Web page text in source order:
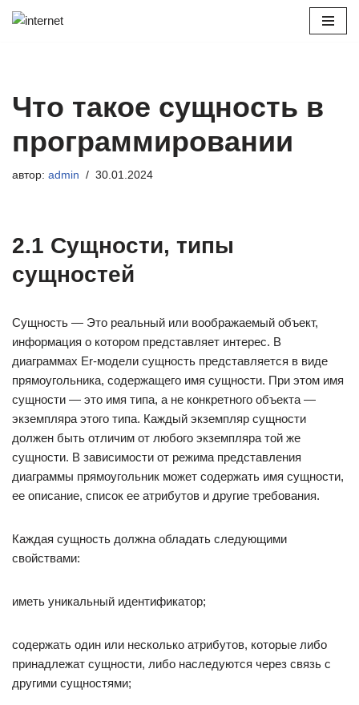
Что такое сущность в
программировании
автор: admin 30.01.2024
2.1 Сущности, типы
сущностей
Сущность — Это реальный или воображаемый объект,
информация о котором представляет интерес. В
диаграммах Er-модели сущность представляется в виде
прямоугольника, содержащего имя сущности. При этом имя
сущности — это имя типа, а не конкретного объекта —
экземпляра этого типа. Каждый экземпляр сущности
должен быть отличим от любого экземпляра той же
сущности. В зависимости от режима представления
диаграммы прямоугольник может содержать имя сущности,
ее описание, список ее атрибутов и другие требования.
Каждая сущность должна обладать следующими
свойствами:
иметь уникальный идентификатор;
содержать один или несколько атрибутов, которые либо
принадлежат сущности, либо наследуются через связь с
другими сущностями;